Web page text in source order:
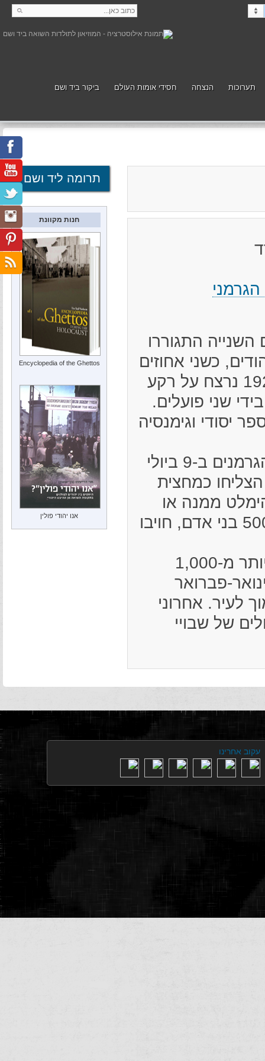
תערוכות הנצחה חסידי אומות העולם ביקור ביד ושם
התגוררו
כ-1,100 יהודים, כשני אחוזים
מאוכלוסייתה. ב-1929 נרצח על רקע
שני פועלים.
יסודי וגימנסיה
פסקוב נפלה בידי הגרמנים ב-9 ביולי
הצליחו כמחצית
ממנה או
להתפנות מזרחה. היהודים שנותרו בעיר, כ-500 בני אדם, חויבו
באוגוסט 1941 הוקם בפסקוב גטו ורוכזו בו יותר מ-1,000
פברואר
לעיר. אחרוני
של שבויי
תרומה ליד ושם
חנות מקוונת
Encyclopedia of the Ghettos
אנו יהודי פולין
עקוב אחרינו